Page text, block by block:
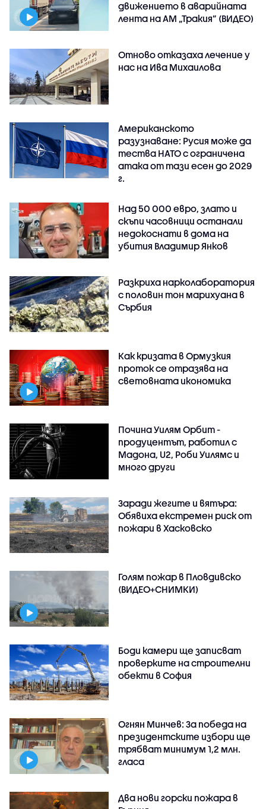
движението в аварийната
лента на АМ „Тракия” (ВИДЕО)
Отново отказаха лечение у
нас на Ива Михаилова
Американското
разузнаване: Русия може да
тества НАТО с ограничена
атака от тази есен до 2029
г.
Над 50 000 евро, злато и
скъпи часовници останали
недокоснати в дома на
убития Владимир Янков
Разкриха нарколаборатория
с половин тон марихуана в
Сърбия
Как кризата в Ормузкия
проток се отразява на
световната икономика
Почина Уилям Орбит -
продуцентът, работил с
Мадона, U2, Роби Уилямс и
много други
Заради жегите и вятъра:
Обявиха екстремен риск от
пожари в Хасковско
Голям пожар в Пловдивско
(ВИДЕО+СНИМКИ)
Боди камери ще записват
проверките на строителни
обекти в София
Огнян Минчев: За победа на
президентските избори ще
трябват минимум 1,2 млн.
гласа
Два нови горски пожара в